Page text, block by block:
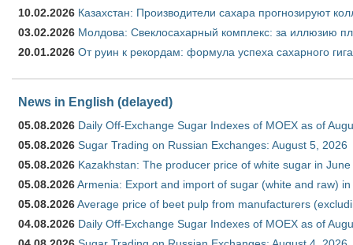
10.02.2026 Казахстан: Производители сахара прогнозируют
03.02.2026 Молдова: Свеклосахарный комплекс: за иллюзию
20.01.2026 От руин к рекордам: формула успеха сахарного
News in English (delayed)
05.08.2026 Daily Off-Exchange Sugar Indexes of MOEX as of
05.08.2026 Sugar Trading on Russian Exchanges: August 5, 2026
05.08.2026 Kazakhstan: The producer price of white sugar in
05.08.2026Armenia: Export and import of sugar (white and raw)
05.08.2026Average price of beet pulp from manufacturers
04.08.2026 Daily Off-Exchange Sugar Indexes of MOEX as of